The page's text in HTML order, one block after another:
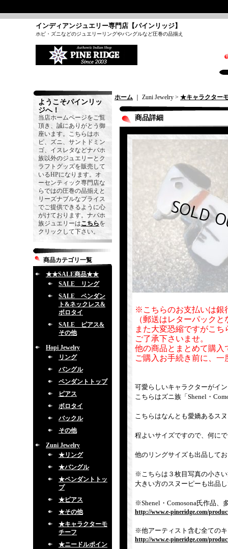
インディアンジュエリー専門店【パインリッジ】
ホピ・ズニなどのジュエリーリングやバングルなど圧巻の品揃え
ようこそパインリッ
ジへ！
当店ホームページをご覧
頂き、誠にありがとう御
座います。こちらはホ
ピ、ズニ、サントドミン
ゴ、イスレタなどナバホ
族以外のジュエリーとク
ラフトグッズを販売して
いるHPになります。オ
ーセンティック専門店な
らではの圧巻の品揃えと
リーズナブルなプライス
でご提供できるように心
がけております。ナバホ
族ジュエリーはこちらを
クリックして下さい。
商品カテゴリ一覧
★★SALE商品★★
SALE リング
SALE ペンダン
ト&ネックレス&
ボロタイ
SALE ピアス&
その他
Hopi Jewelry
リング
バングル
ペンダントトップ
ピアス
ボロタイ
バックル
その他
Zuni Jewelry
★リング
★バングル
★ペンダントトッ
プ
★ピアス
★その他
★キャラクターモ
チーフ
★ニードルポイン
ホーム ｜ Zuni Jewelry > ★キャラクター
商品詳細
※こちらのお支払いは銀
（郵送はレターパック
また大変恐縮ですがこ
ご了承下さいませ。
他の商品とまとめて購入
ご購入お手続き前に、
可愛らしいキャラクターがイ
こちらはズニ族「Shenel・
こちらはなんとも愛嬌あるス
程よいサイズですので、何に
他のリングサイズも出品して
※こちらは３枚目写真の小さ
大きい方のスヌーピーも出品
※Shenel・Comosona氏作品、
http://www.e-pineridge.com/
※他アーティスト含む全ての
http://www.e-pineridge.com/